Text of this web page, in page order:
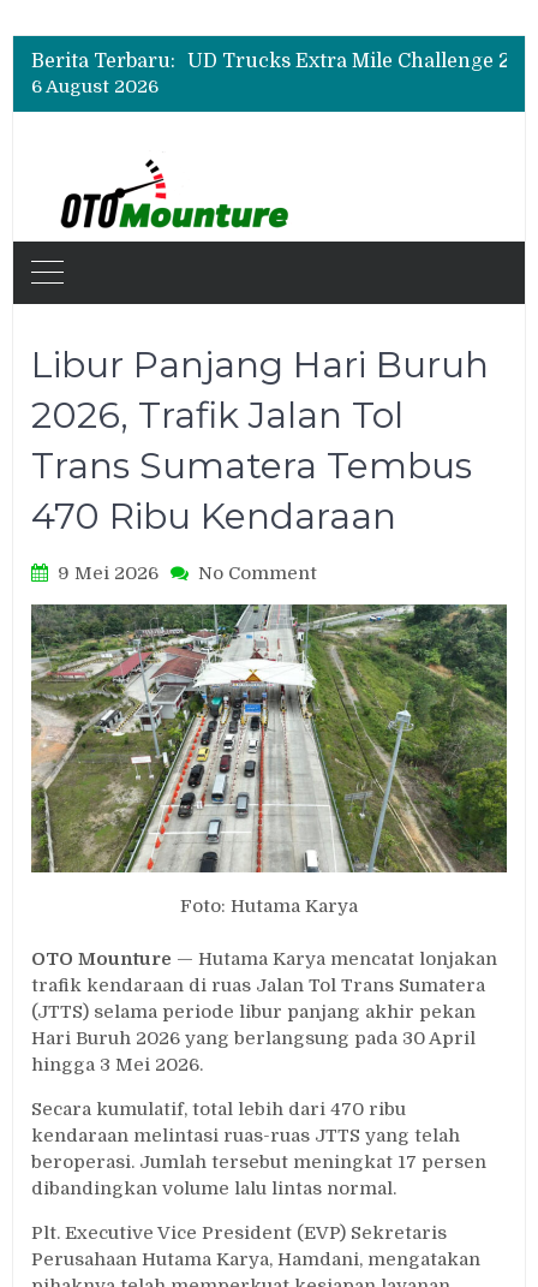
Berita Terbaru:
UD Trucks Extra Mile Challenge 2026 Lahirkan Pengemudi Truk Terbaik, Crisanto Melaju ke Jepang
Biaya Operasional Geely Starray EM-i Mulai Rp514 Ribu per Bulan, Jarak Tempuh Tembus 1.000 Km
6 August 2026
Libur Panjang Hari Buruh
2026, Trafik Jalan Tol
Trans Sumatera Tembus
470 Ribu Kendaraan
9 Mei 2026 No Commenton
Panjang
Hari
Buruh
2026,
Trafik
Jalan
Tol
Trans
Sumatera
Tembus
470
Ribu
Foto: Hutama Karya
OTO Mounture — Hutama Karya mencatat lonjakan
trafik kendaraan di ruas Jalan Tol Trans Sumatera
(JTTS) selama periode libur panjang akhir pekan
Hari Buruh 2026 yang berlangsung pada 30 April
hingga 3 Mei 2026.
Secara kumulatif, total lebih dari 470 ribu
kendaraan melintasi ruas-ruas JTTS yang telah
beroperasi. Jumlah tersebut meningkat 17 persen
dibandingkan volume lalu lintas normal.
Plt. Executive Vice President (EVP) Sekretaris
Perusahaan Hutama Karya, Hamdani, mengatakan